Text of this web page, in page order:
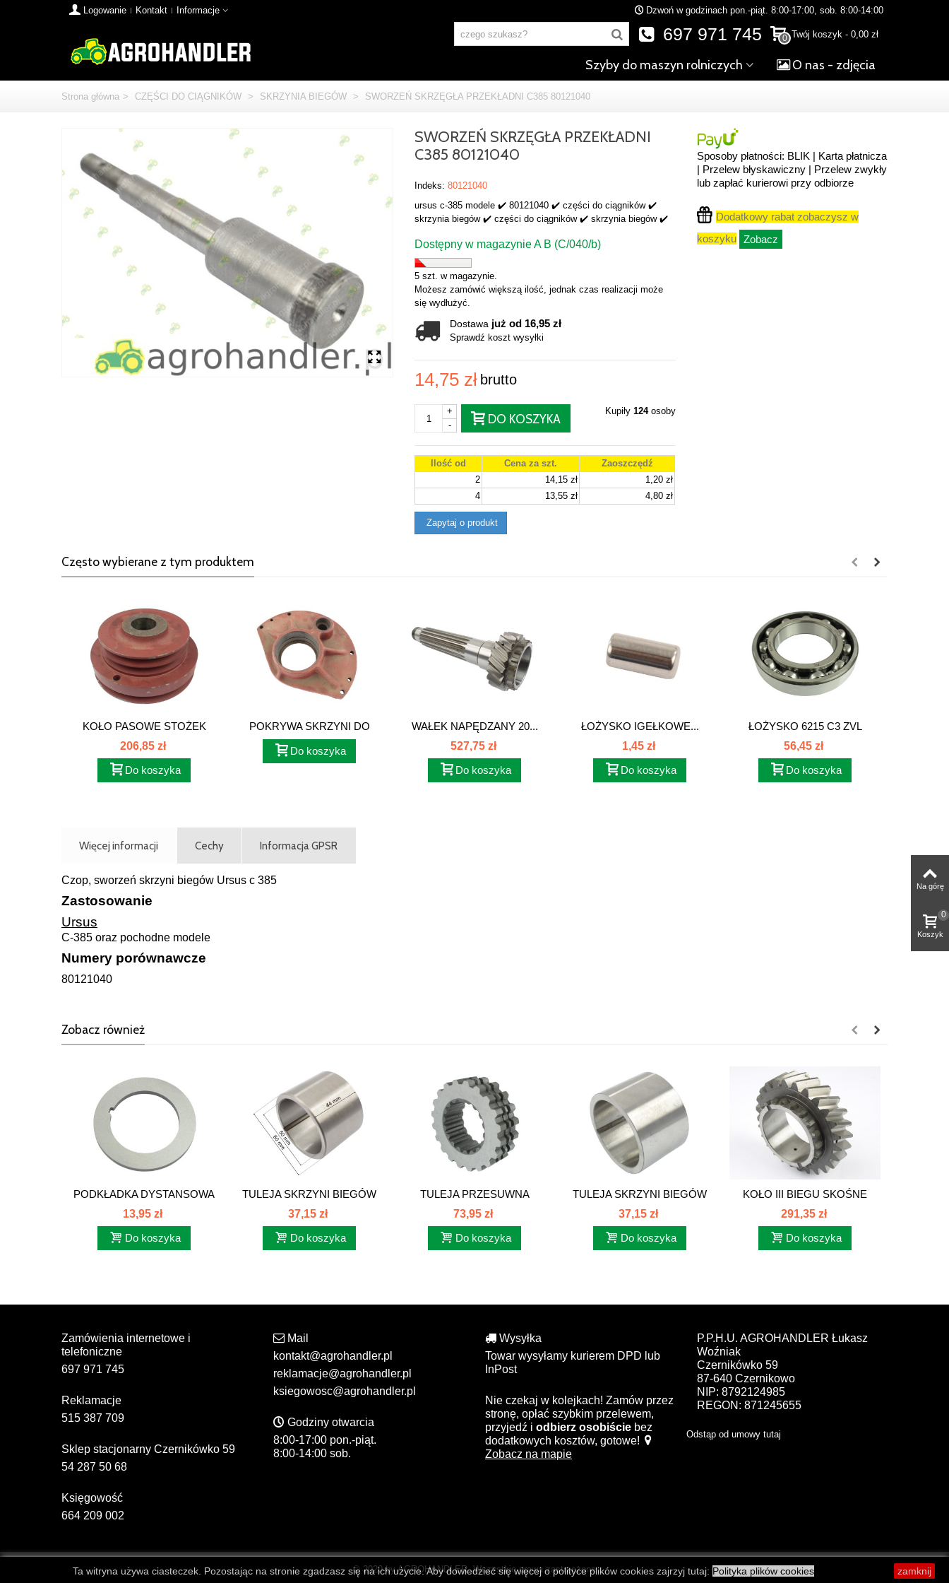
Ta witryna używa ciasteczek. Pozostając na stronie zgadzasz się na ich użycie. Aby dowiedzieć się więcej o polityce plików cookies zajrzyj tutaj: Polityka plików cookies zamknij
Logowanie Kontakt Informacje Dzwoń w godzinach pon.-piąt. 8:00-17:00, sob. 8:00-14:00
0 Twój koszyk - 0,00 zł
697 971 745
Szyby do maszyn rolniczych O nas - zdjęcia
Strona główna > CZĘŚCI DO CIĄGNIKÓW > SKRZYNIA BIEGÓW > SWORZEŃ SKRZĘGŁA PRZEKŁADNI C385 80121040
SWORZEŃ SKRZĘGŁA PRZEKŁADNI
C385 80121040
Indeks: 80121040
ursus c-385 modele ✔️ 80121040 ✔️ części do ciągników ✔️
skrzynia biegów ✔️ części do ciągników ✔️ skrzynia biegów ✔️
Dostępny w magazynie A B (C/040/b)
5 szt. w magazynie.
Możesz zamówić większą ilość, jednak czas realizacji może
się wydłużyć.
Dostawa już od 16,95 zł
Sprawdź koszt wysyłki
14,75 zł brutto
-
+
DO KOSZYKA
Kupiły 124osoby
Ilość od Cena za szt.
Zaoszczędź
2
14,15 zł
1,20 zł
4
13,55 zł 4,80 zł
Zapytaj o produkt
Sposoby płatności: BLIK | Karta płatnicza
| Przelew błyskawiczny | Przelew zwykły
lub zapłać kurierowi przy odbiorze
Dodatkowy rabat zobaczysz w
koszyku Zobacz
Często wybierane z tym produktem
KOŁO PASOWE STOŻEK
FI...
206,85 zł
Do koszyka
POKRYWA SKRZYNI DO
``4`` C-385...
Do koszyka
WAŁEK NAPĘDZANY 20...
527,75 zł
Do koszyka
ŁOŻYSKO IGEŁKOWE...
1,45 zł
Do koszyka
ŁOŻYSKO 6215 C3 ZVL
56,45 zł
Do koszyka
Więcej informacji Cechy Informacja GPSR
Czop, sworzeń skrzyni biegów Ursus c 385
Zastosowanie
Ursus
C-385 oraz pochodne modele
Numery porównawcze
80121040
Zobacz również
PODKŁADKA DYSTANSOWA
SKRZYNI...
13,95 zł
Do koszyka
TULEJA SKRZYNI BIEGÓW
C-385...
37,15 zł
Do koszyka
TULEJA PRZESUWNA
SKRZYNI BIEGÓW...
73,95 zł
Do koszyka
TULEJA SKRZYNI BIEGÓW
C-385...
37,15 zł
Do koszyka
KOŁO III BIEGU SKOŚNE
PRAWE 25...
291,35 zł
Do koszyka
Zamówienia internetowe i
telefoniczne
697 971 745
Reklamacje
515 387 709
Sklep stacjonarny Czernikówko 59
54 287 50 68
Księgowość
664 209 002
Mail
kontakt@agrohandler.pl
reklamacje@agrohandler.pl
ksiegowosc@agrohandler.pl
Godziny otwarcia
8:00-17:00 pon.-piąt.
8:00-14:00 sob.
Wysyłka
Towar wysyłamy kurierem DPD lub
InPost
Nie czekaj w kolejkach! Zamów przez
stronę, opłać szybkim przelewem,
przyjedź i odbierz osobiście bez
dodatkowych kosztów, gotowe!
Zobacz na mapie
P.P.H.U. AGROHANDLER Łukasz
Woźniak
Czernikówko 59
87-640 Czernikowo
NIP: 8792124985
REGON: 871245655
Odstąp od umowy tutaj
© 2020 by AGROHANDLER. Wszystkie prawa zastrzeżone
Na górę
Koszyk
0